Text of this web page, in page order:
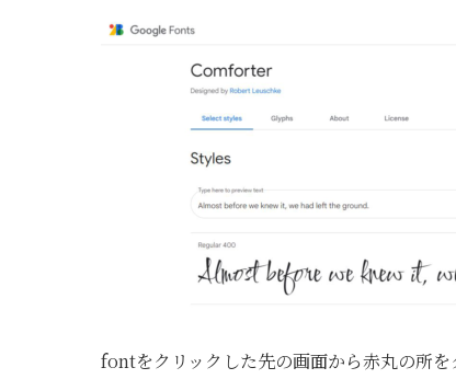
fontをクリックした先の画面から赤丸の所を